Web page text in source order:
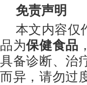
免责声明
本文内容仅
品为保健食品
具备诊断、治
而异，请勿过